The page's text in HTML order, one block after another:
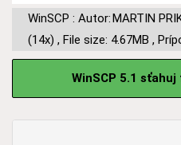
WinSCP : Autor:MARTIN
(14x) , File size: 4.67MB ,
WinSCP 5.1